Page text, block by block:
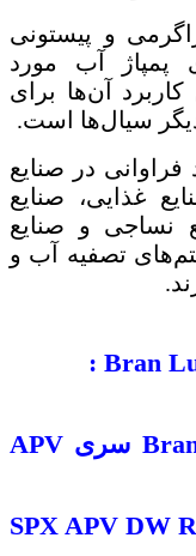
و پیستونی
پمپاژ آب مورد
کاربرد آن‌ها برای
سیال‌ها است.
در صنایع
غذایی، صنایع
نساجی و صنایع
تصفیه آب و
Bran
:
سری APV
SPX APV DW